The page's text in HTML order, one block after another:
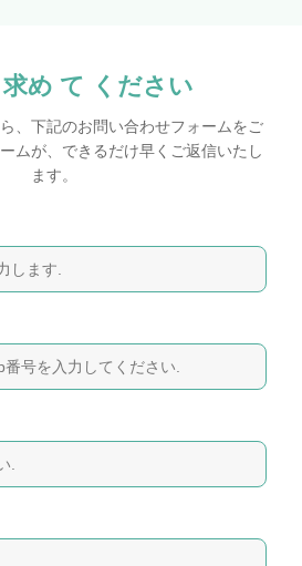
め て ください
、下記のお問い合わせフォームをご
ムが、できるだけ早くご返信いたし
ます。